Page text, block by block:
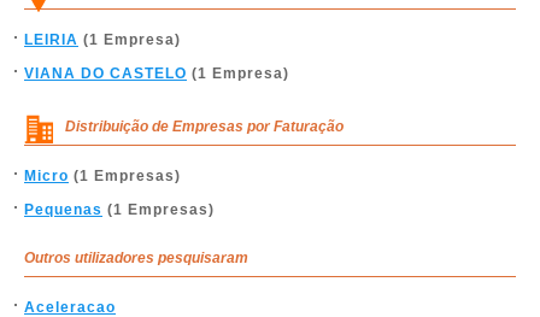
LEIRIA (1 Empresa)
VIANA DO CASTELO (1 Empresa)
Distribuição de Empresas por Faturação
Micro (1 Empresas)
Pequenas (1 Empresas)
Outros utilizadores pesquisaram
Aceleracao